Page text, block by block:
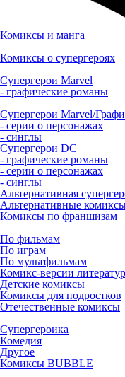
Комиксы и манга
Комиксы о супергероях
Супергерои Marvel
- графические романы
Супергерои Marvel/
- серии о персонажах
- синглы
Супергерои DC
- графические романы
- серии о персонажах
- синглы
Альтернативная
Альтернативные
Комиксы по франшизам
По фильмам
По играм
По мультфильмам
Комикс-версии
Детские комиксы
Комиксы для подростков
Отечественные комиксы
Супергероика
Комедия
Другое
Комиксы BUBBLE